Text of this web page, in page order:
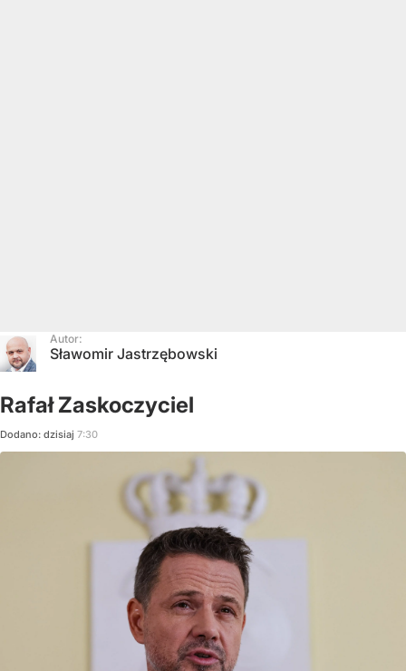
Autor:
Sławomir Jastrzębowski
Rafał Zaskoczyciel
Dodano: dzisiaj 7:30